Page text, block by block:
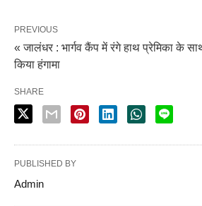
PREVIOUS
« जालंधर : भार्गव कैंप में रंगे हाथ प्रेमिका के
किया हंगामा
SHARE
PUBLISHED BY
Admin